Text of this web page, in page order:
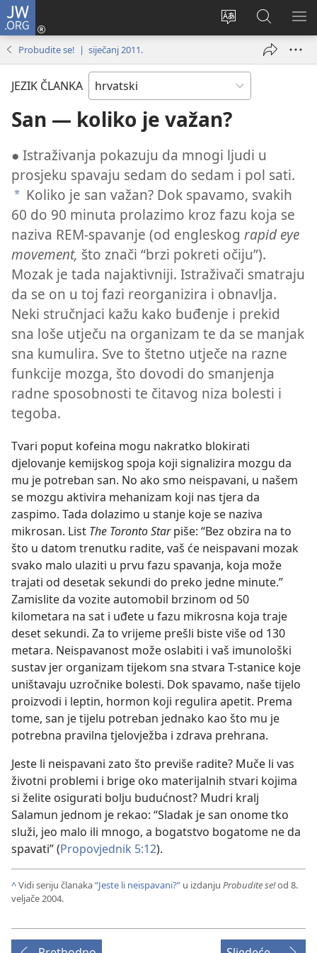
JW.ORG
Promijeni
Prijava
(otvara
prozor)
JW.ORG
|
Pretraga
Probudite se! | siječanj 2011.
JEZIK ČLANKA
San — koliko je važan?
● Istraživanja pokazuju da mnogi ljudi u
prosjeku spavaju sedam do sedam i pol sati.
* Koliko je san važan? Dok spavamo, svakih
60 do 90 minuta prolazimo kroz fazu koja se
naziva REM-spavanje (od engleskog rapid eye
movement, što znači “brzi pokreti očiju”).
Mozak je tada najaktivniji. Istraživači smatraju
da se on u toj fazi reorganizira i obnavlja.
Neki stručnjaci kažu kako buđenje i prekid
sna loše utječu na organizam te da se manjak
sna kumulira. Sve to štetno utječe na razne
funkcije mozga, što dovodi do smanjenja
radne sposobnosti te čitavog niza bolesti i
tegoba.
Tvari poput kofeina mogu nakratko blokirati
djelovanje kemijskog spoja koji signalizira mozgu da
mu je potreban san. No ako smo neispavani, u našem
se mozgu aktivira mehanizam koji nas tjera da
zaspimo. Tada dolazimo u stanje koje se naziva
mikrosan. List The Toronto Starpiše: “Bez obzira na to
što u datom trenutku radite, vaš će neispavani mozak
svako malo ulaziti u prvu fazu spavanja, koja može
trajati od desetak sekundi do preko jedne minute.”
Zamislite da vozite automobil brzinom od 50
kilometara na sat i uđete u fazu mikrosna koja traje
deset sekundi. Za to vrijeme prešli biste više od 130
metara. Neispavanost može oslabiti i vaš imunološki
sustav jer organizam tijekom sna stvara T-stanice koje
uništavaju uzročnike bolesti. Dok spavamo, naše tijelo
proizvodi i leptin, hormon koji regulira apetit. Prema
tome, san je tijelu potreban jednako kao što mu je
potrebna pravilna tjelovježba i zdrava prehrana.
Jeste li neispavani zato što previše radite? Muče li vas
životni problemi i brige oko materijalnih stvari kojima
si želite osigurati bolju budućnost? Mudri kralj
Salamun jednom je rekao: “Sladak je san onome tko
služi, jeo malo ili mnogo, a bogatstvo bogatome ne da
spavati” (Propovjednik 5:12).
^Vidi seriju članaka“Jeste li neispavani?” u izdanju Probudite se!od 8.
veljače 2004.